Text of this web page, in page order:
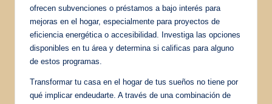
ofrecen subvenciones o préstamos a bajo interés para
mejoras en el hogar, especialmente para proyectos de
eficiencia energética o accesibilidad. Investiga las opciones
disponibles en tu área y determina si calificas para alguno
de estos programas.
Transformar tu casa en el hogar de tus sueños no tiene por
qué implicar endeudarte. A través de una combinación de